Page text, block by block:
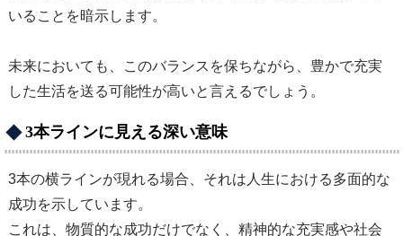
いることを暗示します。
未来においても、このバランスを保ちながら、豊かで充実
した生活を送る可能性が高いと言えるでしょう。
3本ラインに見える深い意味
3本の横ラインが現れる場合、それは人生における多面的な
成功を示しています。
これは、物質的な成功だけでなく、精神的な充実感や社会